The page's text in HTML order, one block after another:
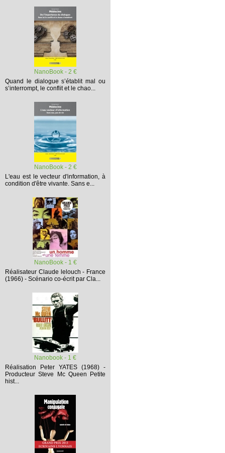
NanoBook - 2 €
Quand le dialogue s’établit mal ou
s’interrompt, le conflit et le chao...
NanoBook - 2 €
L'eau est le vecteur d'information, à
condition d'être vivante. Sans e...
NanoBook - 1 €
Réalisateur Claude lelouch - France
(1966) - Scénario co-écrit par Cla...
Nanobook - 1 €
Réalisation Peter YATES (1968) -
Producteur Steve Mc Queen
Petite
hist...